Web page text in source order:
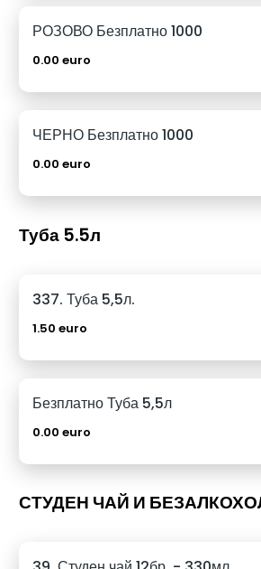
РОЗОВО Безплатно 1000
0.00 euro
ЧЕРНО Безплатно 1000
0.00 euro
Туба 5.5л
337. Туба 5,5л.
1.50 euro
Безплатно Туба 5,5л
0.00 euro
СТУДЕН ЧАЙ И